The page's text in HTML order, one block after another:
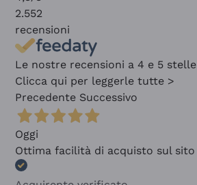
2.552
recensioni
Le nostre recensioni a 4 e 5
Clicca qui per leggerle tutte >
Precedente Successivo
Oggi
Ottima facilità di acquisto sul sito